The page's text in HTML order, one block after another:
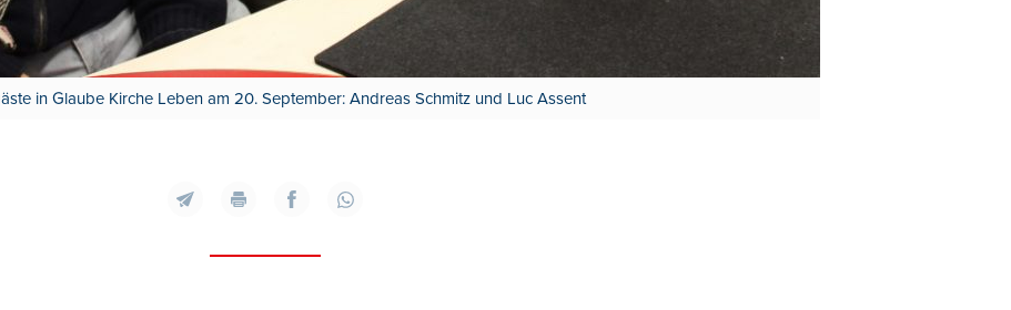
in Glaube Kirche Leben am 20. September: Andreas Schmitz und Luc Assent